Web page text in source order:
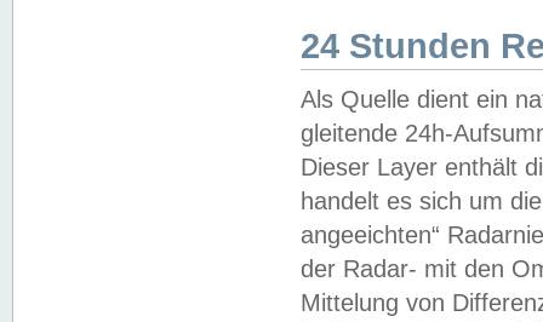
24 Stunden
Als Quelle dient ein
gleitende 24h-
Dieser Layer enthält
handelt es sich um
angeeichten“
der Radar- mit den
Mittelung von